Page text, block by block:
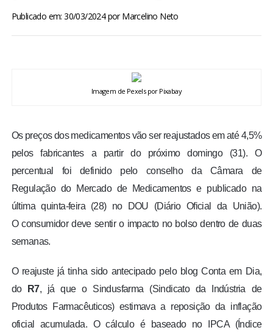
BRASIL
ENTRETENIMENTO
ENQUETE
TV LPB
FOTOS
COLUNISTAS
Publicado em: 30/03/2024porMarcelino Neto
Imagem de Pexels por Pixabay
Os preços dos medicamentos vão ser reajustados em até 4,5%
pelos fabricantes a partir do próximo domingo (31). O
percentual foi definido pelo conselho da Câmara de
Regulação do Mercado de Medicamentos e publicado na
última quinta-feira (28) no DOU (Diário Oficial da União).
O consumidor deve sentir o impacto no bolso dentro de duas
semanas.
O reajuste já tinha sido antecipado pelo blog Conta em Dia,
do
R7, já que o Sindusfarma (Sindicato da Indústria de
Produtos Farmacêuticos) estimava a reposição da inflação
oficial acumulada. O cálculo é baseado no IPCA (Índice